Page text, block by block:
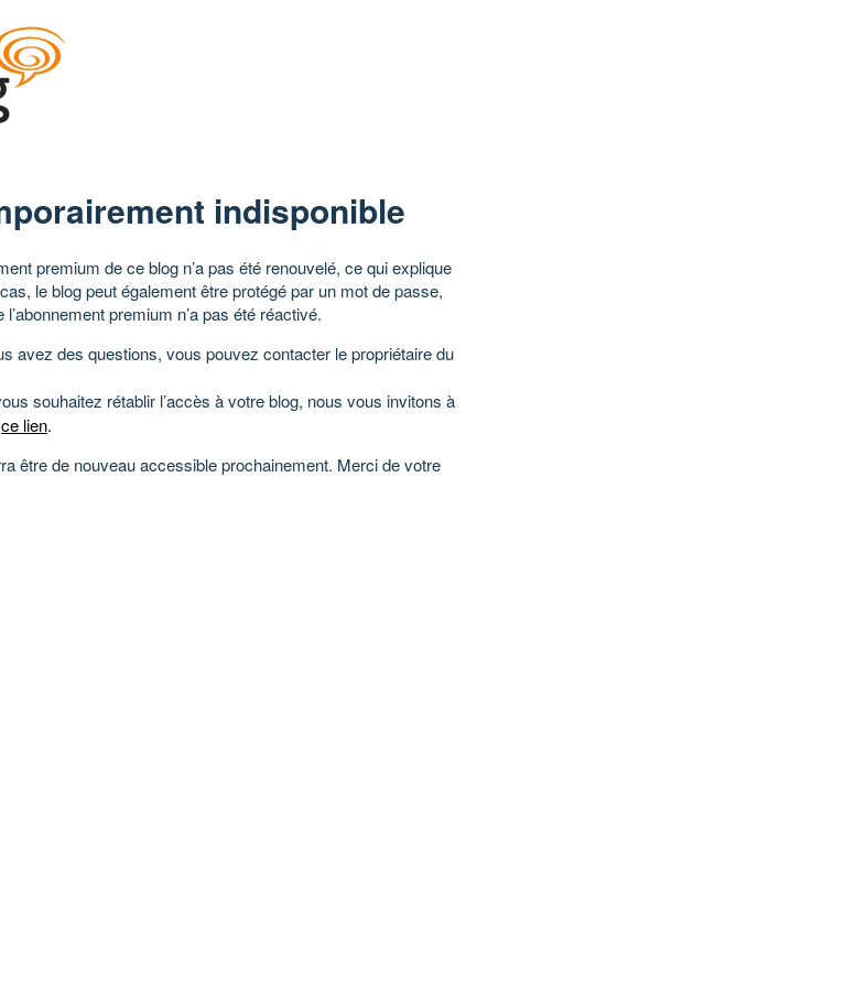
indisponible
premium de ce blog n’a pas été renouvelé, ce qui explique
le blog peut également être protégé par un mot de passe,
premium n’a pas été réactivé.
avez des questions, vous pouvez contacter le propriétaire du
souhaitez rétablir l’accès à votre blog, nous vous invitons à
ce lien.
être de nouveau accessible prochainement. Merci de votre